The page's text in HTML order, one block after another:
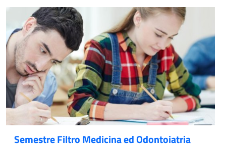
Semestre Filtro Medicina ed Odontoiatria